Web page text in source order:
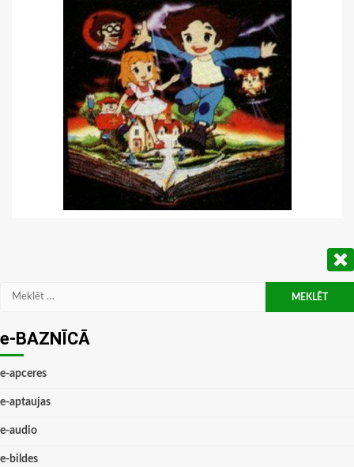
Meklēt:
e-BAZNĪCĀ
e-apceres
e-aptaujas
e-audio
e-bildes